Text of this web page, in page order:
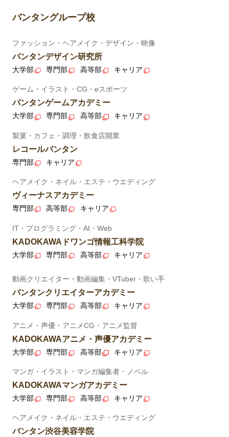
バンタングループ校
ファッション・ヘアメイク・デザイン・映像
バンタンデザイン研究所
大学部 専門部 高等部 キャリア
ゲーム・イラスト・CG・eスポーツ
バンタンゲームアカデミー
大学部 専門部 高等部 キャリア
製菓・カフェ・調理・飲食店開業
レコールバンタン
専門部 キャリア
ヘアメイク・ネイル・エステ・ウエディング
ヴィーナスアカデミー
専門部 高等部 キャリア
IT・プログラミング・AI・Web
KADOKAWAドワンゴ情報工科学院
大学部 専門部 高等部 キャリア
動画クリエイター・動画編集・VTuber・歌い手
バンタンクリエイターアカデミー
大学部 専門部 高等部 キャリア
アニメ・声優・アニメCG・アニメ監督
KADOKAWAアニメ・声優アカデミー
大学部 専門部 高等部 キャリア
マンガ・イラスト・マンガ編集者・ノベル
KADOKAWAマンガアカデミー
大学部 専門部 高等部 キャリア
ヘアメイク・ネイル・エステ・ウエディング
バンタン渋谷美容学院